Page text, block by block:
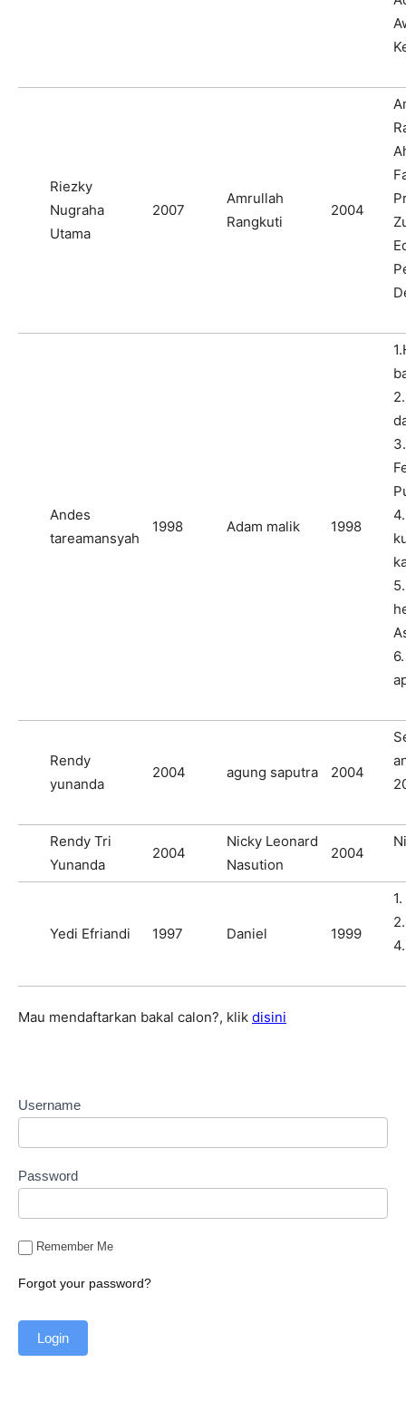
Riezky
Nugraha
Utama
2007
Amrullah
Rangkuti
2004
Andes
tareamansyah
1998 Adam malik 1998
3.
Rendy
yunanda
2004 agung saputra 2004
Rendy Tri
Yunanda
2004
Nicky Leonard
Nasution
2004
Yedi Efriandi 1997 Daniel 1999
Mau mendaftarkan bakal calon?, klik disini
Username
Password
Remember Me
Forgot your password?